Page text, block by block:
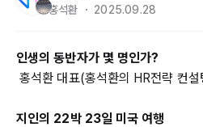
홍석환 ・ 2025.09.28
인생의 동반자가 몇 명인가?
홍석환 대표(홍석환의 HR전략 컨
지인의 22박 23일 미국 여행